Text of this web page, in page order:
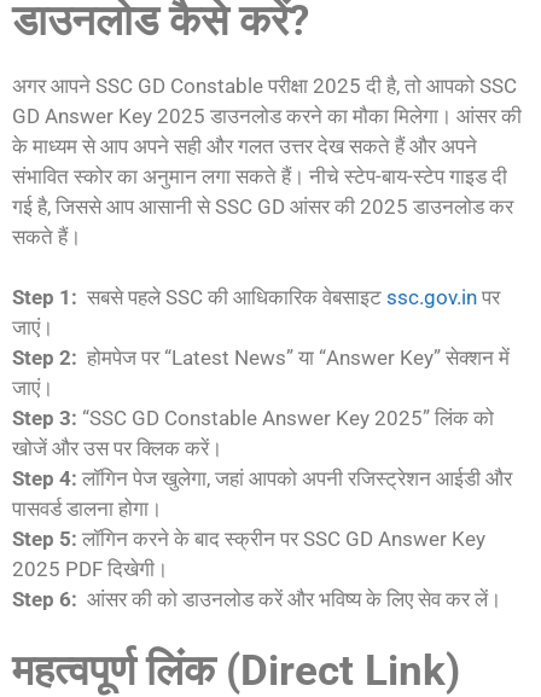
डाउनलोड कैसे करें?
अगर आपने SSC GD Constable परीक्षा 2025 दी है, तो आपको SSC
GD Answer Key 2025 डाउनलोड करने का मौका मिलेगा। आंसर की
के माध्यम से आप अपने सही और गलत उत्तर देख सकते हैं और अपने
संभावित स्कोर का अनुमान लगा सकते हैं। नीचे स्टेप-बाय-स्टेप गाइड दी
गई है, जिससे आप आसानी से SSC GD आंसर की 2025 डाउनलोड कर
सकते हैं।
Step 1: सबसे पहले SSC की आधिकारिक वेबसाइट ssc.gov.in पर
जाएं।
Step 2: होमपेज पर “Latest News” या “Answer Key” सेक्शन में
जाएं।
Step 3: “SSC GD Constable Answer Key 2025” लिंक को
खोजें और उस पर क्लिक करें।
Step 4: लॉगिन पेज खुलेगा, जहां आपको अपनी रजिस्ट्रेशन आईडी और
पासवर्ड डालना होगा।
Step 5: लॉगिन करने के बाद स्क्रीन पर SSC GD Answer Key
2025 PDF दिखेगी।
Step 6: आंसर की को डाउनलोड करें और भविष्य के लिए सेव कर लें।
महत्वपूर्ण लिंक (Direct Link)